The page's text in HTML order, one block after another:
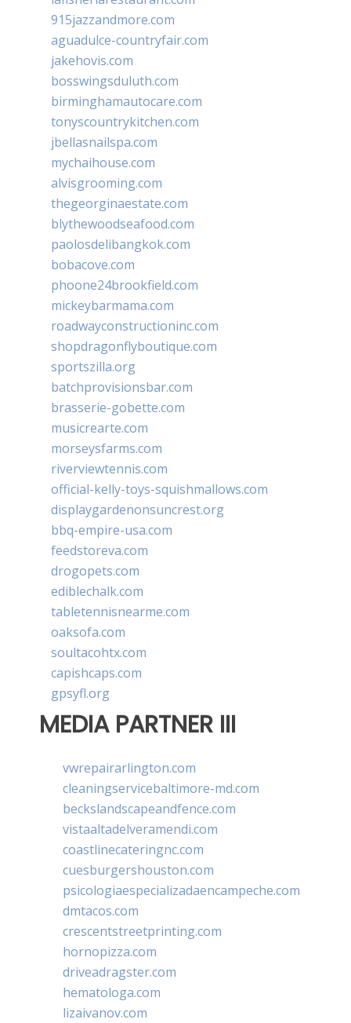
915jazzandmore.com
aguadulce-countryfair.com
jakehovis.com
bosswingsduluth.com
birminghamautocare.com
tonyscountrykitchen.com
jbellasnailspa.com
mychaihouse.com
alvisgrooming.com
thegeorginaestate.com
blythewoodseafood.com
paolosdelibangkok.com
bobacove.com
phoone24brookfield.com
mickeybarmama.com
roadwayconstructioninc.com
shopdragonflyboutique.com
sportszilla.org
batchprovisionsbar.com
brasserie-gobette.com
musicrearte.com
morseysfarms.com
riverviewtennis.com
official-kelly-toys-squishmallows.com
displaygardenonsuncrest.org
bbq-empire-usa.com
feedstoreva.com
drogopets.com
ediblechalk.com
tabletennisnearme.com
oaksofa.com
soultacohtx.com
capishcaps.com
gpsyfl.org
MEDIA PARTNER III
vwrepairarlington.com
cleaningservicebaltimore-md.com
beckslandscapeandfence.com
vistaaltadelveramendi.com
coastlinecateringnc.com
cuesburgershouston.com
psicologiaespecializadaencampeche.com
dmtacos.com
crescentstreetprinting.com
hornopizza.com
driveadragster.com
hematologa.com
lizaivanov.com